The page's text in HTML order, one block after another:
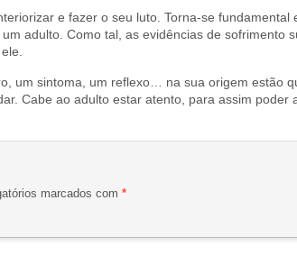
e fazer o seu luto. Torna-se fundamental
adulto. Como tal, as evidências de sofrimento
um sintoma, um reflexo… na sua origem estão
Cabe ao adulto estar atento, para assim poder
marcados com *